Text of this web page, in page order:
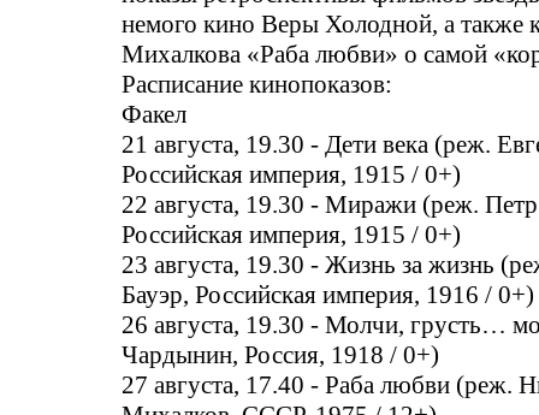
немого кино Веры Холодной, а также
Михалкова «Раба любви» о самой
Расписание кинопоказов:
Факел
21 августа, 19.30 - Дети века (реж.
Российская империя, 1915 / 0+)
22 августа, 19.30 - Миражи (реж.
Российская империя, 1915 / 0+)
23 августа, 19.30 - Жизнь за жизнь
Бауэр, Российская империя, 1916 / 0+)
26 августа, 19.30 - Молчи, грусть…
Чардынин, Россия, 1918 / 0+)
27 августа, 17.40 - Раба любви (реж.